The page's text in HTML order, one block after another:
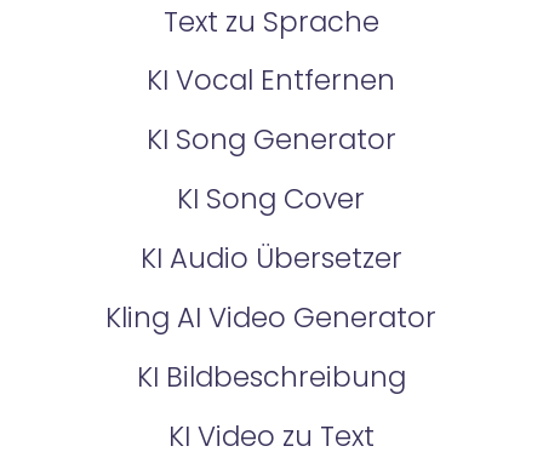
Text zu Sprache
KI Vocal Entfernen
KI Song Generator
KI Song Cover
KI Audio Übersetzer
Kling AI Video Generator
KI Bildbeschreibung
KI Video zu Text